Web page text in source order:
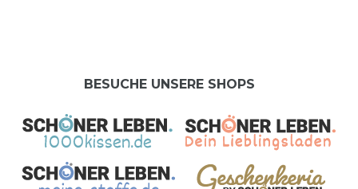
BESUCHE UNSERE SHOPS